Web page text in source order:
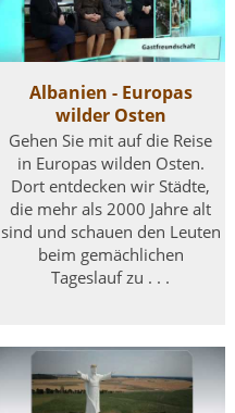
Albanien - Europas
wilder Osten
Gehen Sie mit auf die Reise
in Europas wilden Osten.
Dort entdecken wir Städte,
die mehr als 2000 Jahre alt
sind und schauen den Leuten
beim gemächlichen
Tageslauf zu . . .